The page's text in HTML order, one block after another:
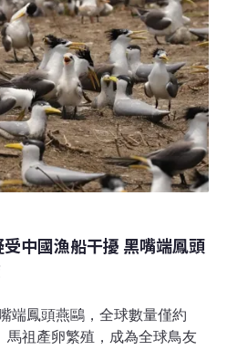
在這裡的邱先生說，當時軍方
星土地設置十幾個的軍用庫
鄰著軍火庫生活。他說，當時
回家都要帶通行證，經過軍方
式解編裁撤，阿兵哥們離開
哨等建築物依然留在原地，土
財產局，原本規劃全區徵收都
守所、地檢署等司法
中國漁船干擾 黑嘴端鳳頭
端鳳頭燕鷗，全球數量僅約
馬祖產卵繁殖，成為全球鳥友